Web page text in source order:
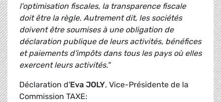
l'optimisation fiscales, la transparence fiscale
doit être la règle. Autrement dit, les sociétés
doivent être soumises à une obligation de
déclaration publique de leurs activités, bénéfices
et paiements d'impôts dans tous les pays où elles
exercent leurs activités."
Déclaration d'Eva JOLY, Vice-Présidente de la
Commission TAXE: